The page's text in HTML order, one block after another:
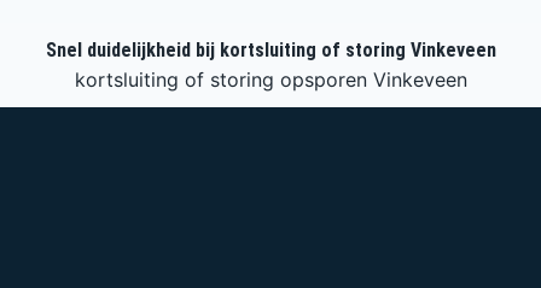
Snel duidelijkheid bij kortsluiting of storing Vinkeveen
kortsluiting of storing opsporen Vinkeveen